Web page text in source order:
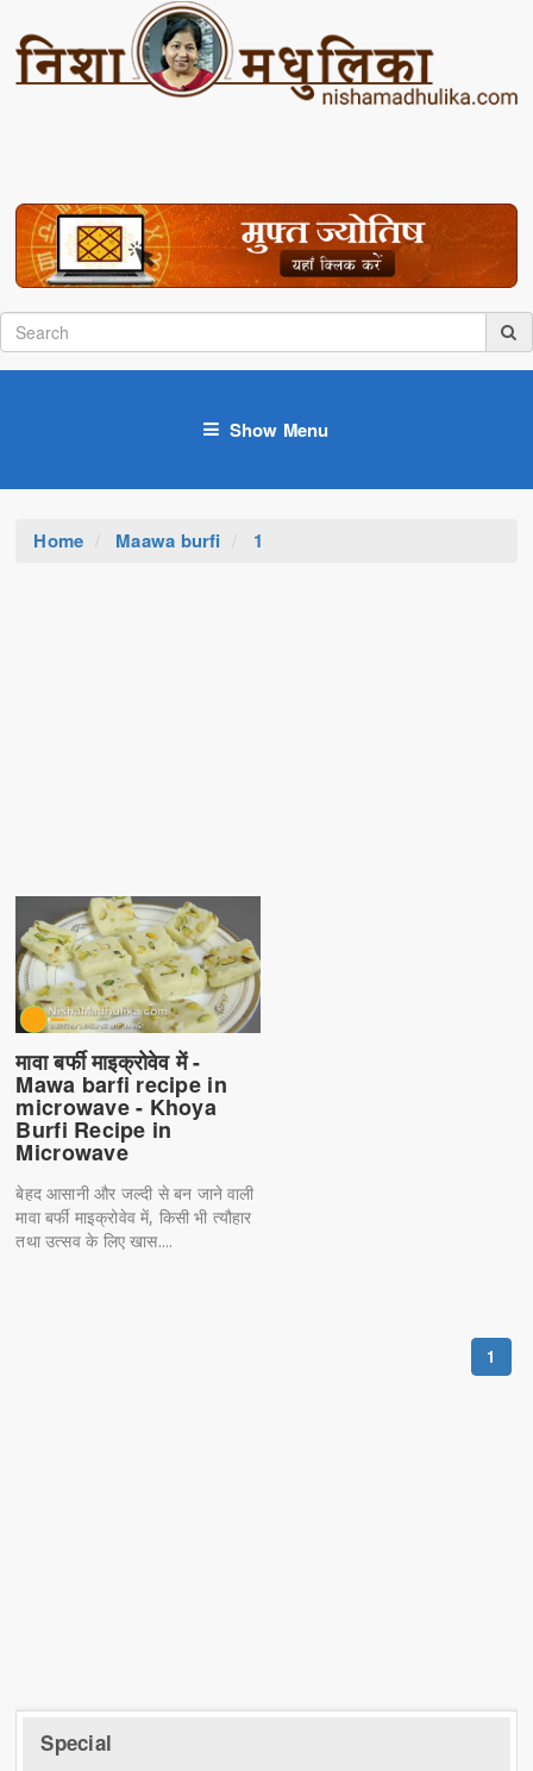
Show Menu
Home Maawa burfi 1
मावा बर्फी माइक्रोवेव में -
Mawa barfi recipe in
microwave - Khoya
Burfi Recipe in
Microwave
बेहद आसानी और जल्दी से बन जाने वाली
मावा बर्फी माइक्रोवेव में, किसी भी त्यौहार
तथा उत्सव के लिए खास....
1
Special